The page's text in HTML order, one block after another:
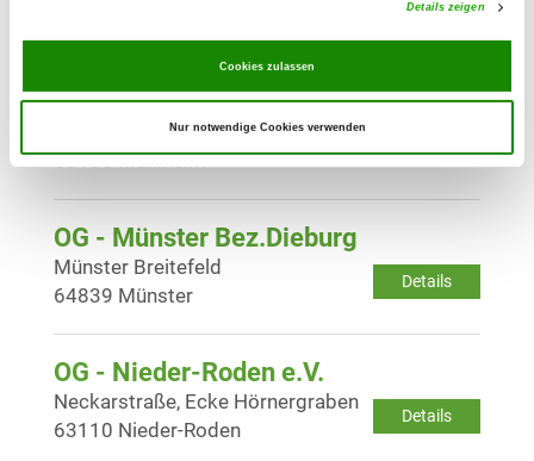
Details zeigen
Cookies zulassen
Nur notwendige Cookies verwenden
Details
OG - Mühlheim/Main
Spessartstr. 155
63165 Mühlheim
OG - Münster Bez.Dieburg
Details
Münster Breitefeld
64839 Münster
OG - Nieder-Roden e.V.
Details
Neckarstraße, Ecke Hörnergraben
63110 Nieder-Roden